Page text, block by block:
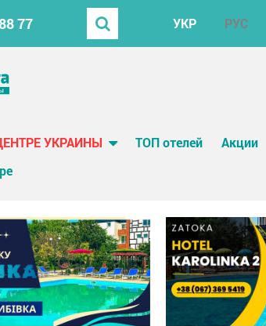
77 УКР РУС
УКРАИНЫ ТОП отелей Акции